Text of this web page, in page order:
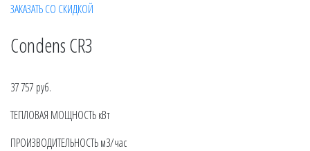
ЗАКАЗАТЬ СО СКИДКОЙ
Condens CR3
37 757 руб.
ТЕПЛОВАЯ МОЩНОСТЬ кВт
ПРОИЗВОДИТЕЛЬНОСТЬ м3/час